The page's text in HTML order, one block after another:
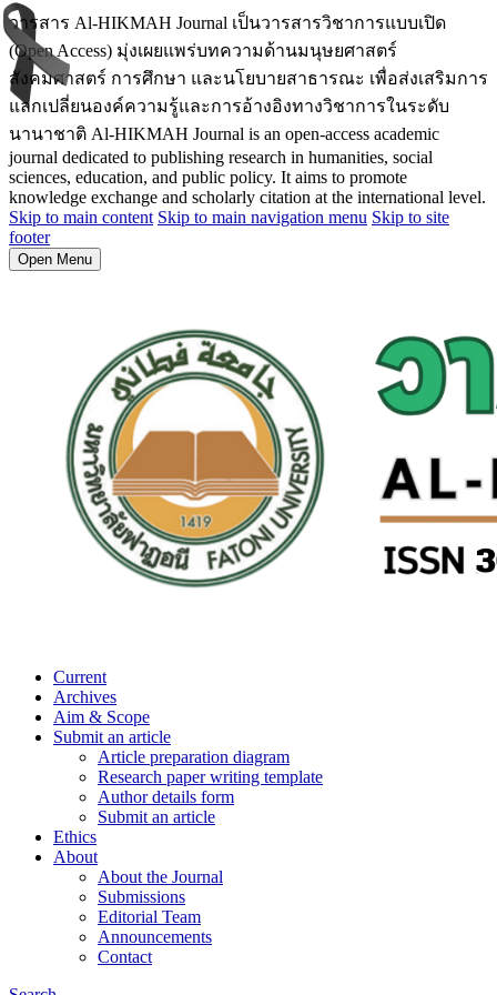
วารสาร Al-HIKMAH Journal เป็นวารสารวิชาการแบบเปิด
(Open Access) มุ่งเผยแพร่บทความด้านมนุษยศาสตร์
สังคมศาสตร์ การศึกษา และนโยบายสาธารณะ เพื่อส่งเสริมการ
แลกเปลี่ยนองค์ความรู้และการอ้างอิงทางวิชาการในระดับ
นานาชาติ Al-HIKMAH Journal is an open-access academic
journal dedicated to publishing research in humanities, social
sciences, education, and public policy. It aims to promote
knowledge exchange and scholarly citation at the international level.
Skip to main content Skip to main navigation menu Skip to site
footer
Open Menu
Current
Archives
Aim & Scope
Submit an article
Article preparation diagram
Research paper writing template
Author details form
Submit an article
Ethics
About
About the Journal
Submissions
Editorial Team
Announcements
Contact